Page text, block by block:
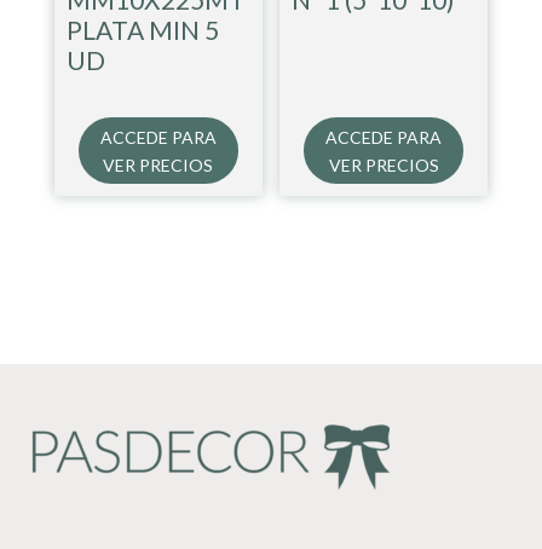
PLATA MIN 5
UD
ACCEDE PARA
VER PRECIOS
ACCEDE PARA
VER PRECIOS